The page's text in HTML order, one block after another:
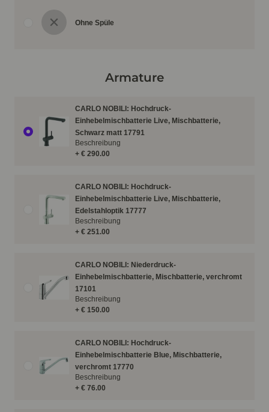
Ohne Spüle
Armature
CARLO NOBILI: Hochdruck-
Einhebelmischbatterie Live, Mischbatterie,
Schwarz matt 17791
+ € 290.00
Beschreibung
CARLO NOBILI: Hochdruck-
Einhebelmischbatterie Live, Mischbatterie,
Edelstahloptik 17777
+ € 251.00
Beschreibung
CARLO NOBILI: Niederdruck-
Einhebelmischbatterie, Mischbatterie, verchromt
17101
+ € 150.00
Beschreibung
CARLO NOBILI: Hochdruck-
Einhebelmischbatterie Blue, Mischbatterie,
verchromt 17770
+ € 76.00
Beschreibung